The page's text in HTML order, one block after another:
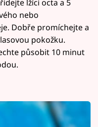
lžíci octa a 5
nebo
Dobře promíchejte a
pokožku.
působit 10 minut